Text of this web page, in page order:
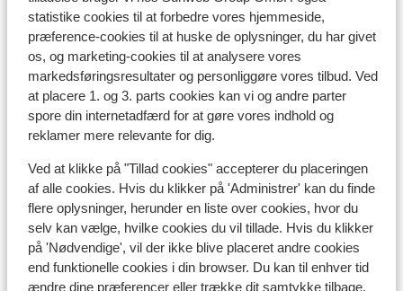
statistike cookies til at forbedre vores hjemmeside,
præference-cookies til at huske de oplysninger, du har givet
os, og marketing-cookies til at analysere vores
markedsføringsresultater og personliggøre vores tilbud. Ved
at placere 1. og 3. parts cookies kan vi og andre parter
spore din internetadfærd for at gøre vores indhold og
reklamer mere relevante for dig.
Ved at klikke på "Tillad cookies" accepterer du placeringen
af alle cookies. Hvis du klikker på 'Administrer' kan du finde
flere oplysninger, herunder en liste over cookies, hvor du
selv kan vælge, hvilke cookies du vil tillade. Hvis du klikker
på 'Nødvendige', vil der ikke blive placeret andre cookies
end funktionelle cookies i din browser. Du kan til enhver tid
ændre dine præferencer eller trække dit samtykke tilbage.
Skileje
Andre overnatningssteder i Les Trois
Vallées
Résidence P&V Premium Les Crêts
Résidence Les Fermes de Méribel
Résidence Le Hameau de Mottaret